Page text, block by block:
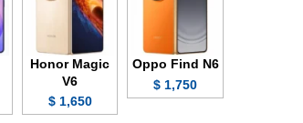
Oppo Find N6
1,750 $
Honor Magic
V6
1,650 $